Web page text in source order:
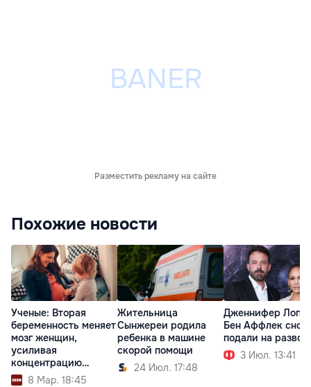
Разместить рекламу на сайте
Похожие новости
Ученые: Вторая
беременность меняет
мозг женщин,
усиливая
концентрацию
внимания
8 Мар. 18:45
Жительница
Сынжереи родила
ребенка в машине
скорой помощи
24 Июл. 17:48
Дженнифер
Бен Аффлек
подали на развод
3 Июл. 13:41